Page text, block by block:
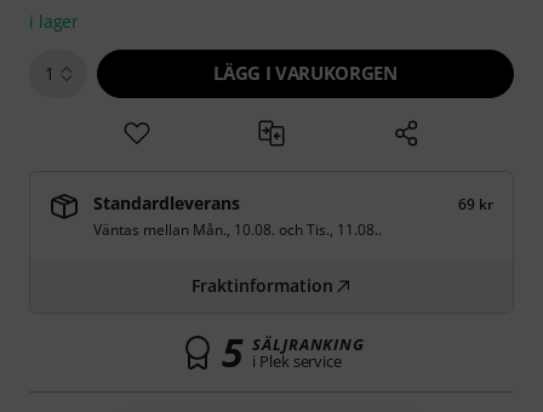
i lager
1 LÄGG I VARUKORGEN
Standardleverans
69 kr
Väntas mellan Mån., 10.08. ochTis., 11.08..
Fraktinformation
5 SÄLJRANKING
i Plek service